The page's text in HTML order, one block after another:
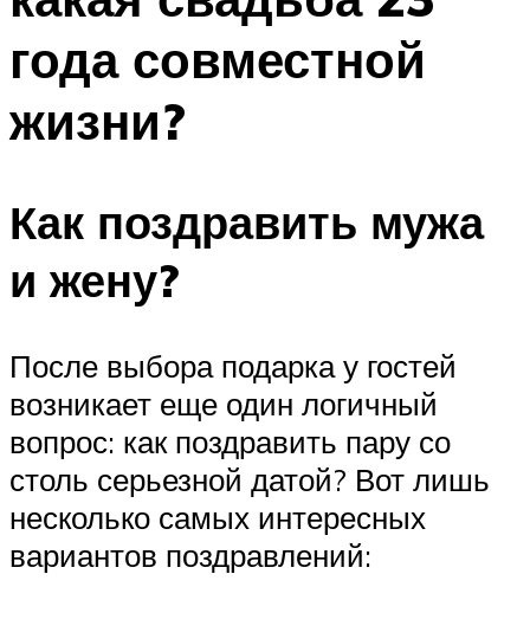
года совместной
жизни?
Как поздравить мужа
и жену?
После выбора подарка у гостей
возникает еще один логичный
вопрос: как поздравить пару со
столь серьезной датой? Вот лишь
несколько самых интересных
вариантов поздравлений: